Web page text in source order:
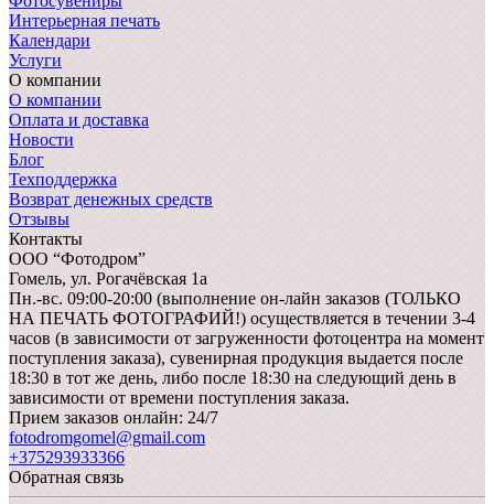
Интерьерная печать
Календари
Услуги
О компании
О компании
Оплата и доставка
Новости
Блог
Техподдержка
Возврат денежных средств
Отзывы
Контакты
ООО “Фотодром”
Гомель, ул. Рогачёвская 1а
Пн.-вс. 09:00-20:00 (выполнение он-лайн заказов (ТОЛЬКО
НА ПЕЧАТЬ ФОТОГРАФИЙ!) осуществляется в течении 3-4
часов (в зависимости от загруженности фотоцентра на момент
поступления заказа), сувенирная продукция выдается после
18:30 в тот же день, либо после 18:30 на следующий день в
зависимости от времени поступления заказа.
Прием заказов онлайн: 24/7
fotodromgomel@gmail.com
+375293933366
Обратная связь